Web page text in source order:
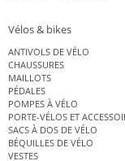
Vélos & bikes
ANTIVOLS DE VÉLO
CHAUSSURES
MAILLOTS
PÉDALES
POMPES À VÉLO
PORTE-VÉLOS ET
SACS À DOS DE VÉLO
BÉQUILLES DE VÉLO
VESTES